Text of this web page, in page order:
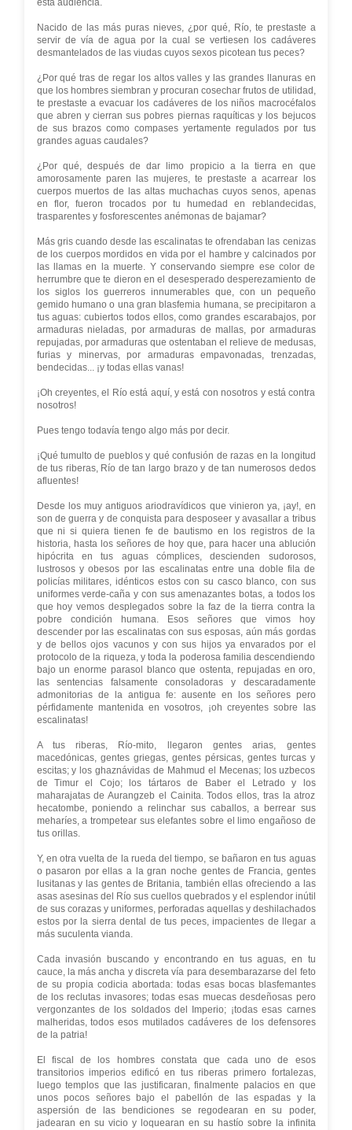
esta audiencia.
Nacido de las más puras nieves, ¿por qué, Río, te prestaste a
servir de vía de agua por la cual se vertiesen los cadáveres
desmantelados de las viudas cuyos sexos picotean tus peces?
¿Por qué tras de regar los altos valles y las grandes llanuras en
que los hombres siembran y procuran cosechar frutos de utilidad,
te prestaste a evacuar los cadáveres de los niños macrocéfalos
que abren y cierran sus pobres piernas raquíticas y los bejucos
de sus brazos como compases yertamente regulados por tus
grandes aguas caudales?
¿Por qué, después de dar limo propicio a la tierra en que
amorosamente paren las mujeres, te prestaste a acarrear los
cuerpos muertos de las altas muchachas cuyos senos, apenas
en flor, fueron trocados por tu humedad en reblandecidas,
trasparentes y fosforescentes anémonas de bajamar?
Más gris cuando desde las escalinatas te ofrendaban las cenizas
de los cuerpos mordidos en vida por el hambre y calcinados por
las llamas en la muerte. Y conservando siempre ese color de
herrumbre que te dieron en el desesperado desperezamiento de
los siglos los guerreros innumerables que, con un pequeño
gemido humano o una gran blasfemia humana, se precipitaron a
tus aguas: cubiertos todos ellos, como grandes escarabajos, por
armaduras nieladas, por armaduras de mallas, por armaduras
repujadas, por armaduras que ostentaban el relieve de medusas,
furias y minervas, por armaduras empavonadas, trenzadas,
bendecidas... ¡y todas ellas vanas!
¡Oh creyentes, el Río está aquí, y está con nosotros y está contra
nosotros!
Pues tengo todavía tengo algo más por decir.
¡Qué tumulto de pueblos y qué confusión de razas en la longitud
de tus riberas, Río de tan largo brazo y de tan numerosos dedos
afluentes!
Desde los muy antiguos ariodravídicos que vinieron ya, ¡ay!, en
son de guerra y de conquista para desposeer y avasallar a tribus
que ni si quiera tienen fe de bautismo en los registros de la
historia, hasta los señores de hoy que, para hacer una ablución
hipócrita en tus aguas cómplices, descienden sudorosos,
lustrosos y obesos por las escalinatas entre una doble fila de
policías militares, idénticos estos con su casco blanco, con sus
uniformes verde-caña y con sus amenazantes botas, a todos los
que hoy vemos desplegados sobre la faz de la tierra contra la
pobre condición humana. Esos señores que vimos hoy
descender por las escalinatas con sus esposas, aún más gordas
y de bellos ojos vacunos y con sus hijos ya envarados por el
protocolo de la riqueza, y toda la poderosa familia descendiendo
bajo un enorme parasol blanco que ostenta, repujadas en oro,
las sentencias falsamente consoladoras y descaradamente
admonitorias de la antigua fe: ausente en los señores pero
pérfidamente mantenida en vosotros, ¡oh creyentes sobre las
escalinatas!
A tus riberas, Río-mito, llegaron gentes arias, gentes
macedónicas, gentes griegas, gentes pérsicas, gentes turcas y
escitas; y los ghaznávidas de Mahmud el Mecenas; los uzbecos
de Timur el Cojo; los tártaros de Baber el Letrado y los
maharajatas de Aurangzeb el Cainita. Todos ellos, tras la atroz
hecatombe, poniendo a relinchar sus caballos, a berrear sus
meharíes, a trompetear sus elefantes sobre el limo engañoso de
tus orillas.
Y, en otra vuelta de la rueda del tiempo, se bañaron en tus aguas
o pasaron por ellas a la gran noche gentes de Francia, gentes
lusitanas y las gentes de Britania, también ellas ofreciendo a las
asas asesinas del Río sus cuellos quebrados y el esplendor inútil
de sus corazas y uniformes, perforadas aquellas y deshilachados
estos por la sierra dental de tus peces, impacientes de llegar a
más suculenta vianda.
Cada invasión buscando y encontrando en tus aguas, en tu
cauce, la más ancha y discreta vía para desembarazarse del feto
de su propia codicia abortada: todas esas bocas blasfemantes
de los reclutas invasores; todas esas muecas desdeñosas pero
vergonzantes de los soldados del Imperio; ¡todas esas carnes
malheridas, todos esos mutilados cadáveres de los defensores
de la patria!
El fiscal de los hombres constata que cada uno de esos
transitorios imperios edificó en tus riberas primero fortalezas,
luego templos que las justificaran, finalmente palacios en que
unos pocos señores bajo el pabellón de las espadas y la
aspersión de las bendiciones se regodearan en su poder,
jadearan en su vicio y loquearan en su hastío sobre la infinita